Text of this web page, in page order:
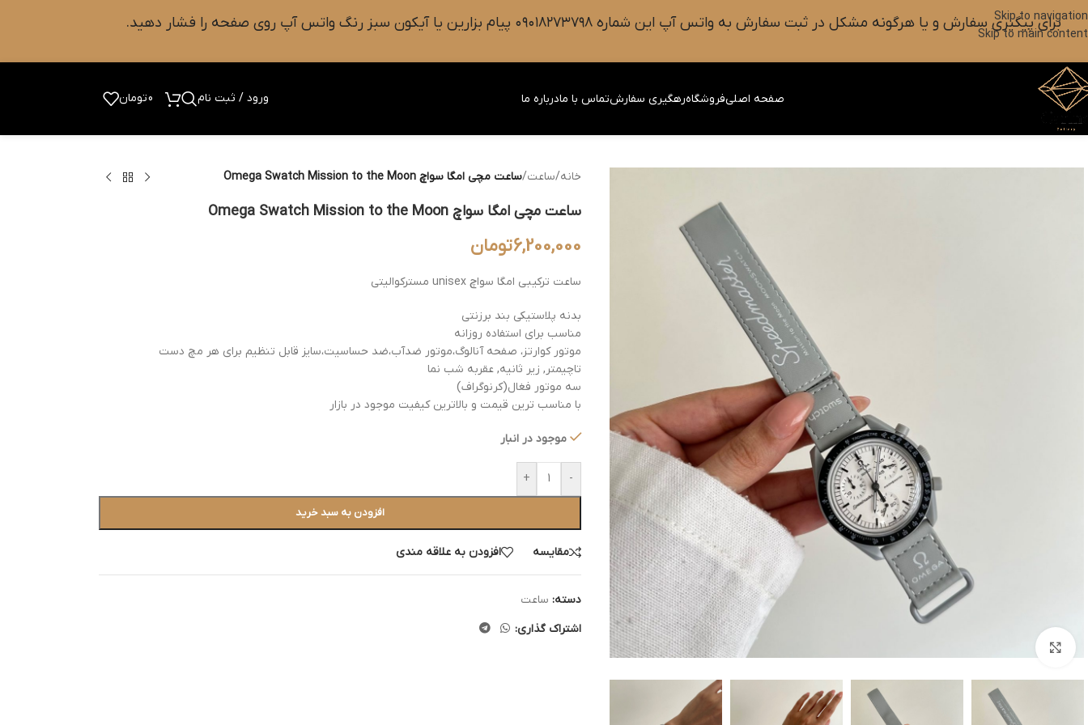
Skip to navigation
Skip to main content
برای پیگیری سفارش و یا هرگونه مشکل در ثبت سفارش به واتس آپ این شماره ۰۹۰۱۸۲۷۳۷۹۸ پیام بزارین یا آیکون سبز رنگ واتس آپ روی صفحه را فشار دهید.
صفحه اصلیفروشگاهرهگیری سفارشتماس با مادرباره ما ورود / ثبت نام 0تومان
خانه/ساعت/ساعت مچی امگا سواچ Omega Swatch Mission to the Moon
ساعت مچی امگا سواچ Omega Swatch Mission to the Moon
6,200,000تومان
ساعت ترکیبی امگا سواچ unisex مسترکوالیتی
بدنه پلاستیکی بند برزنتی
مناسب برای استفاده روزانه
موتور کوارتز، صفحه آنالوگ،موتور ضدآب،ضد حساسیت،سایز قابل تنظیم برای هر مچ دست
تاچیمتر, زیر ثانیه, عقربه شب نما
سه موتور فغال(کرنوگراف)
با مناسب ترین قیمت و بالاترین کیفیت موجود در بازار
موجود در انبار
-
+
افزودن به سبد خرید
مقایسه افزودن به علاقه مندی
دسته: ساعت
اشتراک گذاری: